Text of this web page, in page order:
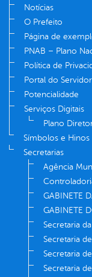
Notícias
O Prefeito
Página de
PNAB – Plano
Política de
Portal do Servidor
Potencialidade
Serviços Digitais
Plano
Símbolos e Hinos
Secretarias
Agência
GABINETE
GABINETE
Secretaria
Secretaria
Secretaria
Secretaria